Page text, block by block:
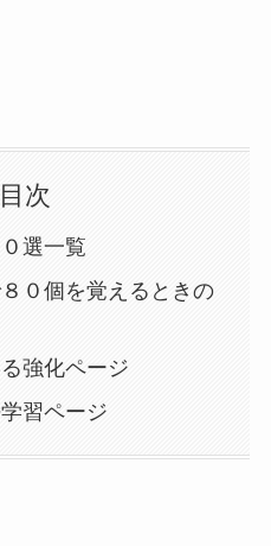
目次
選一覧
０個を覚えるときの
強化ページ
習ページ